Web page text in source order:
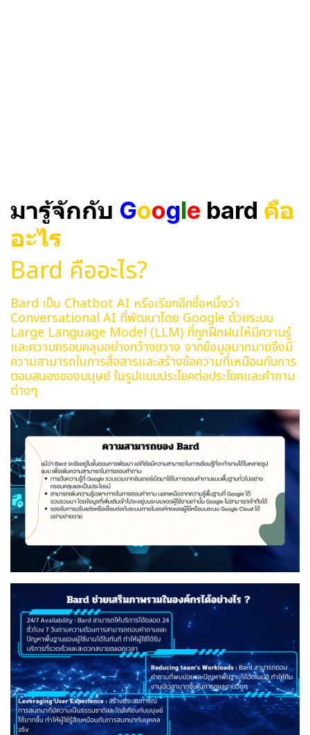
มารู้จักกับ Google bard คือ
อะไร
Bard คืออะไร?
Bard เป็น Chatbot AI หรือเรียกอีกชื่อหนึ่งว่า
Conversational AI ที่พัฒนาโดย Google ด้วยระบบ
Large Language Model (LLM) ที่ถูกฝึกฝนให้มีความรู้
และความครอบคลุมอย่างกว้างขวาง จากข้อมูลมากมายจึงมี
ความสามารถในการสื่อสารและสร้างข้อความที่เหมือนกับการ
ตอบสนองของมนุษย์ ในรูปแบบประโยคต่อประโยคและคำถาม
ต่างๆ